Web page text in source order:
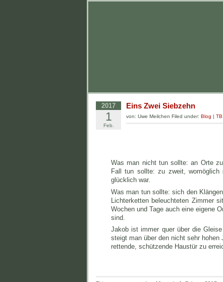
2017
1
Feb.
Eins Zwei Siebzehn
von: Uwe Meilchen Filed under: Blog | TB
Was man nicht tun sollte: an Orte
Fall tun sollte: zu zweit, womöglich
glücklich war.
Was man tun sollte: sich den
Lichterketten beleuchteten Zimmer
Wochen und Tage auch eine eigene
sind.
Jakob ist immer quer über die
steigt man über den nicht sehr
rettende, schützende Haustür zu